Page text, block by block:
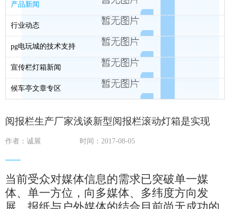
产品新闻
行业动态
pg电玩城的技术支持
宣传栏灯箱新闻
候车亭文章专区
阅报栏生产厂家浅谈新型阅报栏滚动灯箱是实现
作者：诚展 时间：2017-08-05
当前受众对媒体信息的需求已突破单一媒
体、单一方位，向多媒体、多纬度方向发